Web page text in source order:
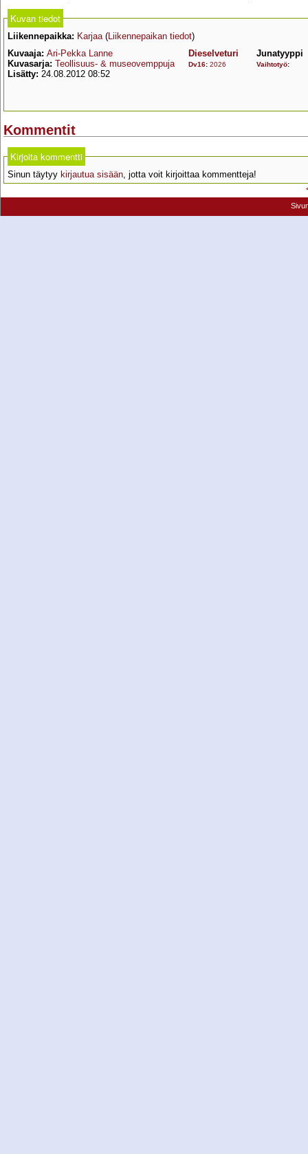
Kuvan tiedot
Liikennepaikka: Karjaa(Liikennepaikan tiedot)
Kuvaaja: Ari-Pekka Lanne
Kuvasarja: Teollisuus- & museovemppuja
Lisätty: 24.08.2012 08:52
Dieselveturi
Dv16: 2026
Junatyyppi
Vaihtotyö:
Kommentit
Kirjoita kommentti
Sinun täytyy kirjautua sisään, jotta voit kirjoittaa kommentteja!